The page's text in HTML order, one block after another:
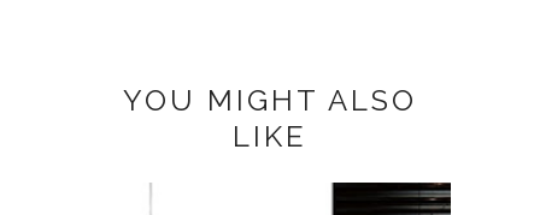
YOU MIGHT ALSO
LIKE